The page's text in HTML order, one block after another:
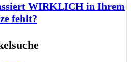
WIRKLICH in Ihrem
fehlt?